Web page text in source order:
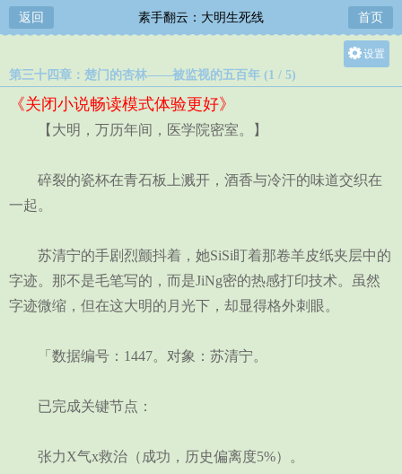
返回 素手翻云：大明生死线 首页
设置
第三十四章：楚门的杏林——被监视的五百年 (1 / 5)
《关闭小说畅读模式体验更好》
【大明，万历年间，医学院密室。】
碎裂的瓷杯在青石板上溅开，酒香与冷汗的味道交织在
一起。
苏清宁的手剧烈颤抖着，她SiSi盯着那卷羊皮纸夹层中的
字迹。那不是毛笔写的，而是JiNg密的热感打印技术。虽然
字迹微缩，但在这大明的月光下，却显得格外刺眼。
「数据编号：1447。对象：苏清宁。
已完成关键节点：
张力X气x救治（成功，历史偏离度5%）。